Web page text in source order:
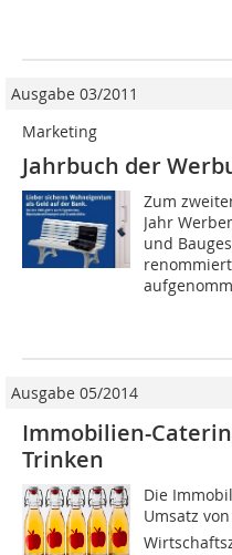
Ausgabe 03/2011
Marketing
Jahrbuch der
Zum
Jahr
und
Ausgabe 05/2014
Immobilien-
Trinken
Die
Umsatz